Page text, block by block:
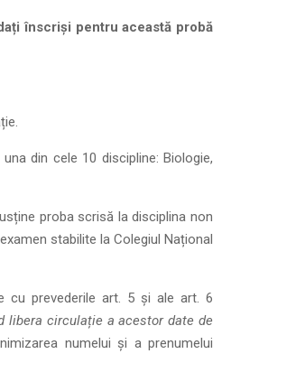
înscriși pentru această probă
din cele 10 discipline: Biologie,
proba scrisă la disciplina non
stabilite la Colegiul Național
cu prevederile art. 5 și ale art. 6
libera circulație a acestor date de
numelui și a prenumelui